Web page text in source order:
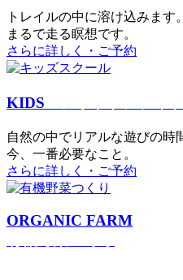
トレイルの中に溶け込みます。
まるで⾛る瞑想です。
さらに詳しく・ご予約
KIDS
⾃然の中でリアルな遊びの時
今、⼀番必要なこと。
さらに詳しく・ご予約
ORGANIC FARM